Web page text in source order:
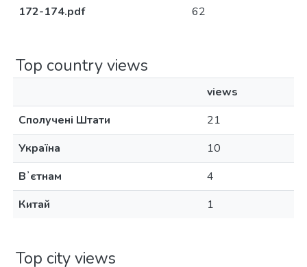
172-174.pdf
62
Top country views
views
Сполучені Штати
21
Україна
10
Вʼєтнам
4
Китай
1
Top city views